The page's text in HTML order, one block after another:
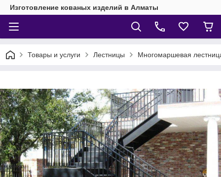
Изготовление кованых изделий в Алматы
Товары и услуги Лестницы Многомаршевая